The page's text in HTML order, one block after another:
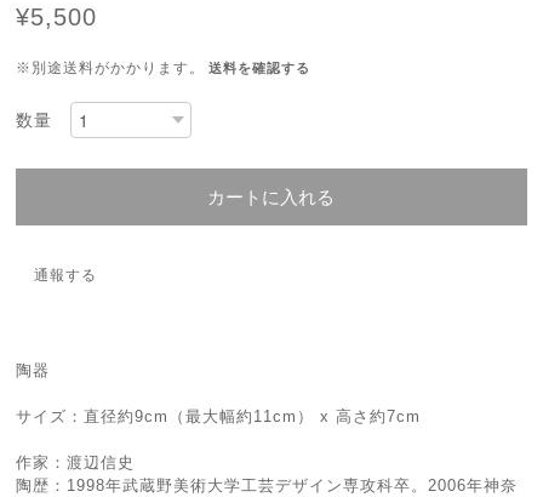
¥5,500
※別途送料がかかります。 送料を確認する
数量
カートに入れる
通報する
陶器
サイズ：直径約9cm（最大幅約11cm） x 高さ約7cm
作家：渡辺信史
陶歴：1998年武蔵野美術大学工芸デザイン専攻科卒。2006年神奈